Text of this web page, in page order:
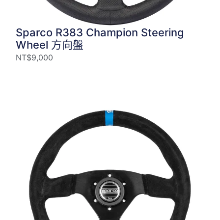
Sparco R383 Champion Steering
Wheel 方向盤
NT$9,000